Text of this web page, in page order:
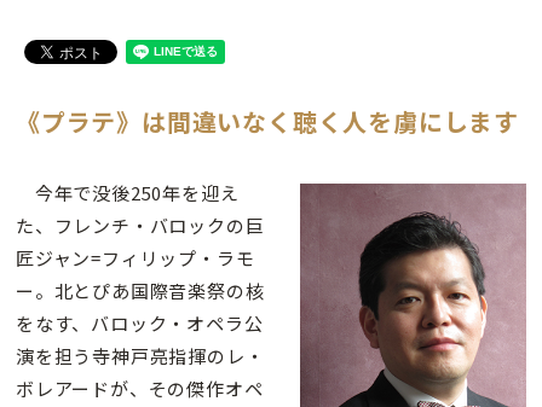
《プラテ》は間違いなく聴く人を虜にします
今年で没後250年を迎え
た、フレンチ・バロックの巨
匠ジャン=フィリップ・ラモ
ー。北とぴあ国際音楽祭の核
をなす、バロック・オペラ公
演を担う寺神戸亮指揮のレ・
ボレアードが、その傑作オペ